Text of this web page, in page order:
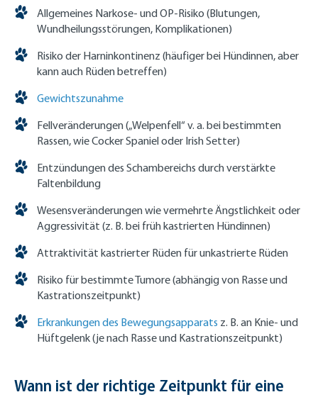
Allgemeines Narkose- und OP-Risiko (Blutungen,
Wundheilungsstörungen, Komplikationen)
Risiko der Harninkontinenz (häufiger bei Hündinnen, aber
kann auch Rüden betreffen)
Gewichtszunahme
Fellveränderungen („Welpenfell“ v. a. bei bestimmten
Rassen, wie Cocker Spaniel oder Irish Setter)
Entzündungen des Schambereichs durch verstärkte
Faltenbildung
Wesensveränderungen wie vermehrte Ängstlichkeit oder
Aggressivität (z. B. bei früh kastrierten Hündinnen)
Attraktivität kastrierter Rüden für unkastrierte Rüden
Risiko für bestimmte Tumore (abhängig von Rasse und
Kastrationszeitpunkt)
Erkrankungen des Bewegungsapparats z. B. an Knie- und
Hüftgelenk (je nach Rasse und Kastrationszeitpunkt)
Wann ist der richtige Zeitpunkt für eine